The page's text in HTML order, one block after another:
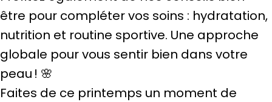
être pour compléter vos soins : hydratation,
nutrition et routine sportive. Une approche
globale pour vous sentir bien dans votre
peau ! 🌸
Faites de ce printemps un moment de